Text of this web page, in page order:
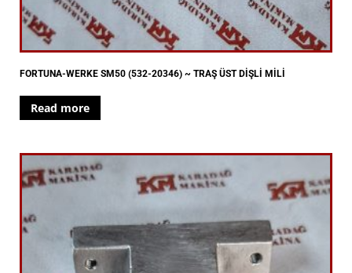
FORTUNA-WERKE SM50 (532-20346) ~ TRAŞ ÜST DİŞLİ MİLİ
Read more